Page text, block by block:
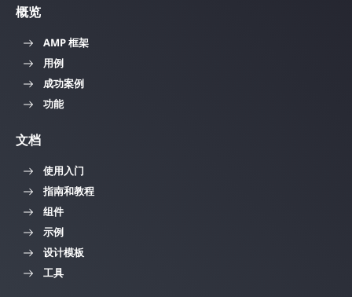
概览
AMP 框架
用例
成功案例
功能
文档
使用入门
指南和教程
组件
示例
设计模板
工具